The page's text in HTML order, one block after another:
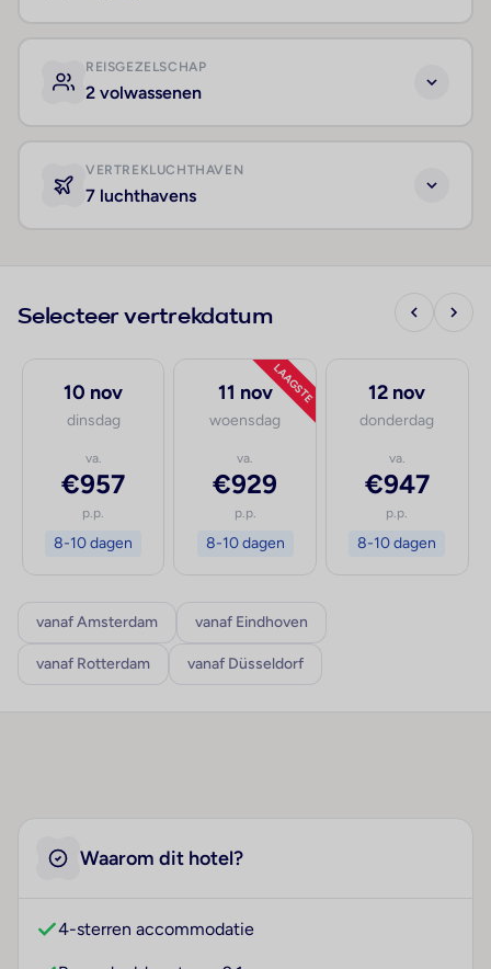
REISGEZELSCHAP
2 volwassenen
VERTREKLUCHTHAVEN
7 luchthavens
Selecteer vertrekdatum
10 nov
dinsdag
va.
€957
p.p.
8-10 dagen
LAAGSTE
11 nov
woensdag
va.
€929
p.p.
8-10 dagen
12 nov
donderdag
va.
€947
p.p.
8-10 dagen
vanaf Amsterdam vanaf Eindhoven
vanaf Rotterdam vanaf Düsseldorf
Waarom dit hotel?
4-sterren accommodatie